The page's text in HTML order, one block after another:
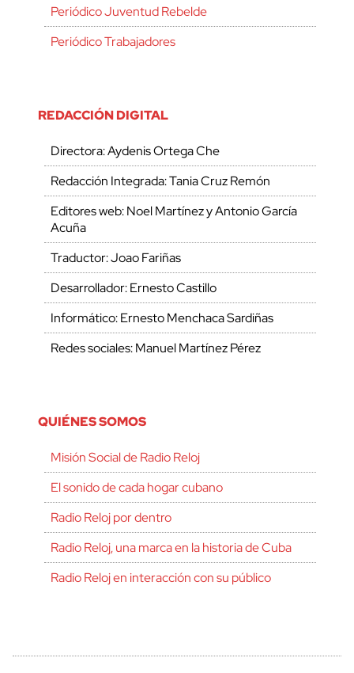
Periódico Juventud Rebelde
Periódico Trabajadores
REDACCIÓN DIGITAL
Directora: Aydenis Ortega Che
Redacción Integrada: Tania Cruz Remón
Editores web: Noel Martínez y Antonio García
Acuña
Traductor: Joao Fariñas
Desarrollador: Ernesto Castillo
Informático: Ernesto Menchaca Sardiñas
Redes sociales: Manuel Martínez Pérez
QUIÉNES SOMOS
Misión Social de Radio Reloj
El sonido de cada hogar cubano
Radio Reloj por dentro
Radio Reloj, una marca en la historia de Cuba
Radio Reloj en interacción con su público